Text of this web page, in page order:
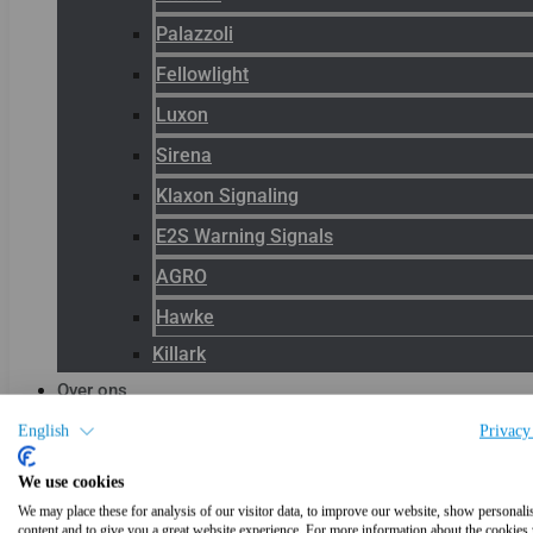
English
We use cookies
We may place these for analysis of our visitor data, to improve our website, show
Palazzoli
Fellowlight
Luxon
Sirena
Klaxon Signaling
E2S Warning Signals
AGRO
Hawke
Killark
Over ons
Blog
Productnieuws